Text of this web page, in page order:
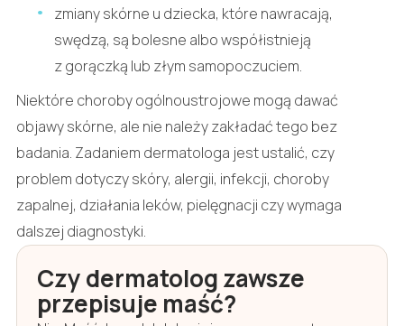
zmiany skórne u dziecka, które nawracają,
swędzą, są bolesne albo współistnieją
z gorączką lub złym samopoczuciem.
Niektóre choroby ogólnoustrojowe mogą dawać
objawy skórne, ale nie należy zakładać tego bez
badania. Zadaniem dermatologa jest ustalić, czy
problem dotyczy skóry, alergii, infekcji, choroby
zapalnej, działania leków, pielęgnacji czy wymaga
dalszej diagnostyki.
Czy dermatolog zawsze
przepisuje maść?